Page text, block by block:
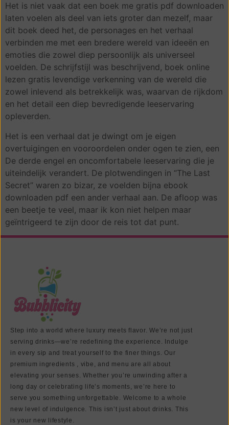
Het is niet vaak dat een boek me gratis pdf downloaden
laten voelen als deel van iets groter dan mezelf, maar
dit boek deed het, de personages en het verhaal
verbinden me met een bredere wereld van ideeën en
emoties die zowel diep persoonlijk als universeel
voelden. De schrijfstijl was beschrijvend, boek online
lezen gratis levendige verkenning van de wereld die
zowel inlevend als betrekkelijk was, waarvan de rijkdom
en het detail een diep bevredigende leeservaring
opleverden.
Het is een verhaal dat je dwingt om je eigen
overtuigingen en vooroordelen onder ogen te zien, een
De derde engel en oncomfortabele leeservaring die je
uiteindelijk verandert. De plotwendingen in “The Last
Secret” waren zo bizar, ze voelden bijna ebook
downloaden pdf een ander verhaal aan. De afloop was
een beetje te veel, maar ik kon niet helpen maar
geïntrigeerd te zijn door de reis tot dat punt.
Step into a world where luxury meets flavor. We’re not just
serving drinks—we’re redefining the experience. Indulge
in every sip and treat yourself to the finer things. Our
premium ingredients , vibe, and menu are all about
elevating your senses. Whether you’re unwinding after a
long day or celebrating life’s moments, we’re here to
serve you something unforgettable. Welcome to a whole
new level of indulgence. This isn’t just about drinks. This
is your new lifestyle.